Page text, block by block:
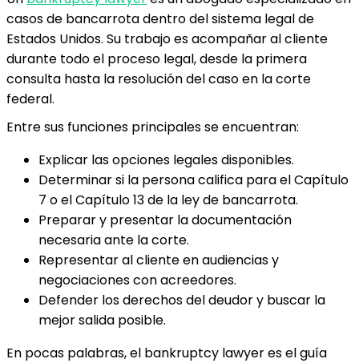
casos de bancarrota dentro del sistema legal de
Estados Unidos. Su trabajo es acompañar al cliente
durante todo el proceso legal, desde la primera
consulta hasta la resolución del caso en la corte
federal.
Entre sus funciones principales se encuentran:
Explicar las opciones legales disponibles.
Determinar si la persona califica para el Capítulo
7 o el Capítulo 13 de la ley de bancarrota.
Preparar y presentar la documentación
necesaria ante la corte.
Representar al cliente en audiencias y
negociaciones con acreedores.
Defender los derechos del deudor y buscar la
mejor salida posible.
En pocas palabras, el bankruptcy lawyer es el guía